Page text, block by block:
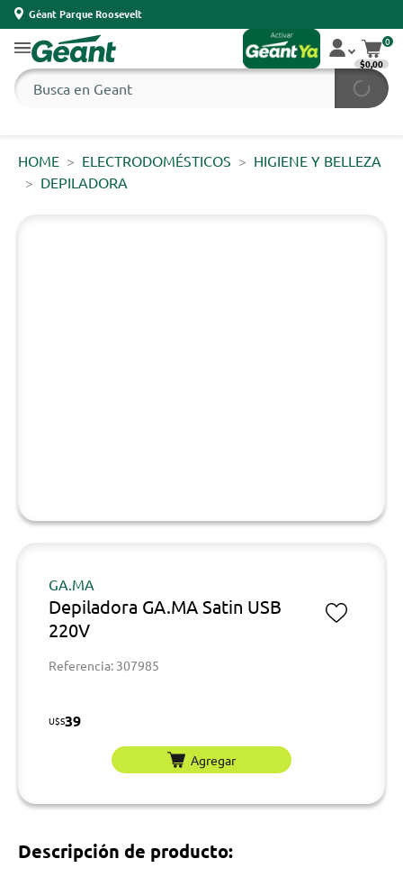
Géant Parque Roosevelt
0
$0,00
HOME ELECTRODOMÉSTICOS
HIGIENE Y BELLEZA
DEPILADORA
GA.MA
Depiladora GA.MA Satin USB
220V
Referencia: 307985
U$S39
Agregar
Descripción de producto: